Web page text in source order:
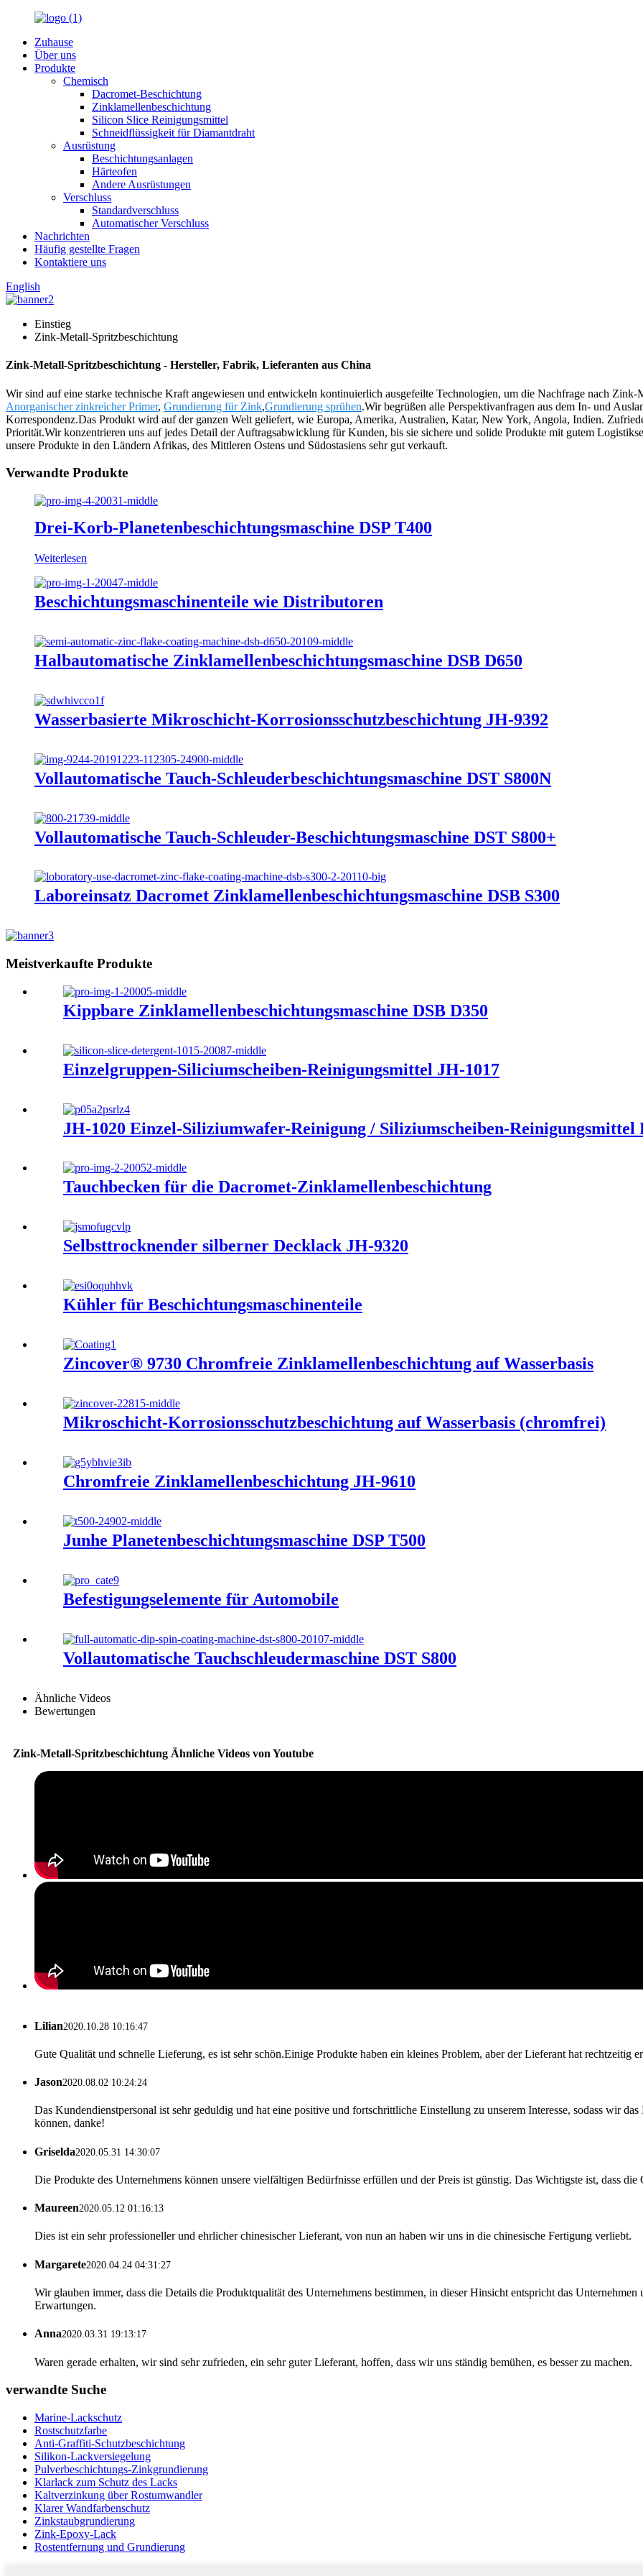
Zuhause
Über uns
Produkte
Chemisch
Dacromet-Beschichtung
Zinklamellenbeschichtung
Silicon Slice Reinigungsmittel
Schneidflüssigkeit für Diamantdraht
Ausrüstung
Beschichtungsanlagen
Härteofen
Andere Ausrüstungen
Verschluss
Standardverschluss
Automatischer Verschluss
Nachrichten
Häufig gestellte Fragen
Kontaktiere uns
English
Einstieg
Zink-Metall-Spritzbeschichtung
Zink-Metall-Spritzbeschichtung - Hersteller, Fabrik, Lieferanten aus China
Wir sind auf eine starke technische Kraft angewiesen und entwickeln kontinuierlich ausgefeilte Technologien, um die Nachfrage nach
Anorganischer zinkreicher Primer, Grundierung für Zink,Grundierung sprühen.Wir begrüßen alle Perspektivanfragen aus dem In- und
Korrespondenz.Das Produkt wird auf der ganzen Welt geliefert, wie Europa, Amerika, Australien, Katar, New York, Angola, Indien.
Priorität.Wir konzentrieren uns auf jedes Detail der Auftragsabwicklung für Kunden, bis sie sichere und solide Produkte mit gutem
unsere Produkte in den Ländern Afrikas, des Mittleren Ostens und Südostasiens sehr gut verkauft.
Verwandte Produkte
Drei-Korb-Planetenbeschichtungsmaschine DSP T400
Weiterlesen
Beschichtungsmaschinenteile wie Distributoren
Halbautomatische Zinklamellenbeschichtungsmaschine DSB D650
Wasserbasierte Mikroschicht-Korrosionsschutzbeschichtung JH-9392
Vollautomatische Tauch-Schleuderbeschichtungsmaschine DST S800N
Vollautomatische Tauch-Schleuder-Beschichtungsmaschine DST S800+
Laboreinsatz Dacromet Zinklamellenbeschichtungsmaschine DSB S300
Meistverkaufte Produkte
Kippbare Zinklamellenbeschichtungsmaschine DSB D350
Einzelgruppen-Siliciumscheiben-Reinigungsmittel JH-1017
JH-1020 Einzel-Siliziumwafer-Reinigung / Siliziumscheiben-Reinigungsmittel
Tauchbecken für die Dacromet-Zinklamellenbeschichtung
Selbsttrocknender silberner Decklack JH-9320
Kühler für Beschichtungsmaschinenteile
Zincover® 9730 Chromfreie Zinklamellenbeschichtung auf Wasserbasis
Mikroschicht-Korrosionsschutzbeschichtung auf Wasserbasis (chromfrei)
Chromfreie Zinklamellenbeschichtung JH-9610
Junhe Planetenbeschichtungsmaschine DSP T500
Befestigungselemente für Automobile
Vollautomatische Tauchschleudermaschine DST S800
Ähnliche Videos
Bewertungen
Zink-Metall-Spritzbeschichtung Ähnliche Videos von Youtube
Lilian2020.10.28 10:16:47
Gute Qualität und schnelle Lieferung, es ist sehr schön.Einige Produkte haben ein kleines Problem, aber der Lieferant hat rechtzeitig
Jason2020.08.02 10:24:24
Das Kundendienstpersonal ist sehr geduldig und hat eine positive und fortschrittliche Einstellung zu unserem Interesse, sodass wir
können, danke!
Griselda2020.05.31 14:30:07
Die Produkte des Unternehmens können unsere vielfältigen Bedürfnisse erfüllen und der Preis ist günstig. Das Wichtigste ist, dass die
Maureen2020.05.12 01:16:13
Dies ist ein sehr professioneller und ehrlicher chinesischer Lieferant, von nun an haben wir uns in die chinesische Fertigung verliebt.
Margarete2020.04.24 04:31:27
Wir glauben immer, dass die Details die Produktqualität des Unternehmens bestimmen, in dieser Hinsicht entspricht das
Erwartungen.
Anna2020.03.31 19:13:17
Waren gerade erhalten, wir sind sehr zufrieden, ein sehr guter Lieferant, hoffen, dass wir uns ständig bemühen, es besser zu machen.
verwandte Suche
Marine-Lackschutz
Rostschutzfarbe
Anti-Graffiti-Schutzbeschichtung
Silikon-Lackversiegelung
Pulverbeschichtungs-Zinkgrundierung
Klarlack zum Schutz des Lacks
Kaltverzinkung über Rostumwandler
Klarer Wandfarbenschutz
Zinkstaubgrundierung
Zink-Epoxy-Lack
Rostentfernung und Grundierung